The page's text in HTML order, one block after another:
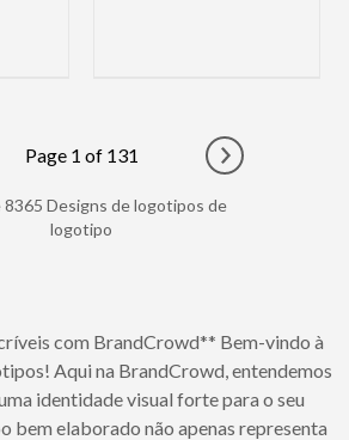
page
Page 1 of 131
Go to next
8365 Designs de logotipos de
logotipo
com BrandCrowd** Bem-vindo à
Aqui na BrandCrowd, entendemos
identidade visual forte para o seu
bem elaborado não apenas representa